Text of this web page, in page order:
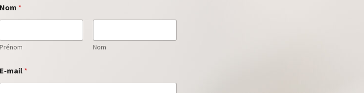
Nom *
Prénom Nom
e
s
E-mail *